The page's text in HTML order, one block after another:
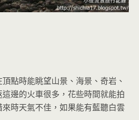
點時能眺望山景、海景、奇岩、
邊的火車很多，花些時間就能拍
時天氣不佳，如果能有藍聽白雲